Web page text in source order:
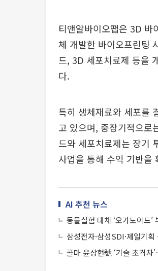
티앤알바이오팹은 3D 바
체 개발한 바이오프린팅
드, 3D 세포치료제 등을
다.
특히 생체재료와 세포를
고 있으며, 중장기적으로
드와 세포치료제는 장기
사업을 통해 수익 기반을
AI 추천 뉴스
동물실험 대체 ‘오가노이드
삼성전자·삼성SDI·제일기획
콜마 윤상현號 ‘기술 초격